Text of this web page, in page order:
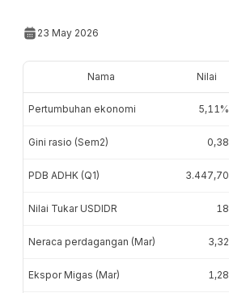
23 May 2026
Nama Nilai
Pertumbuhan ekonomi 5,11%
Gini rasio (Sem2) 0,38
PDB ADHK (Q1) 3.447,70
Nilai Tukar USDIDR 18
Neraca perdagangan (Mar) 3,32
Ekspor Migas (Mar) 1,28